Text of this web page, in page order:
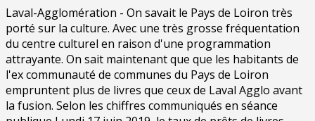
Laval-Agglomération - On savait le Pays de Loiron très
porté sur la culture. Avec une très grosse fréquentation
du centre culturel en raison d'une programmation
attrayante. On sait maintenant que que les habitants de
l'ex communauté de communes du Pays de Loiron
empruntent plus de livres que ceux de Laval Agglo avant
la fusion. Selon les chiffres communiqués en séance